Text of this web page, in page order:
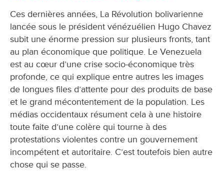
Ces dernières années, La Révolution bolivarienne
lancée sous le président vénézuélien Hugo Chavez
subit une énorme pression sur plusieurs fronts, tant
au plan économique que politique. Le Venezuela
est au cœur d’une crise socio-économique très
profonde, ce qui explique entre autres les images
de longues files d’attente pour des produits de base
et le grand mécontentement de la population. Les
médias occidentaux résument cela à une histoire
toute faite d’une colère qui tourne à des
protestations violentes contre un gouvernement
incompétent et autoritaire. C’est toutefois bien autre
chose qui se passe.